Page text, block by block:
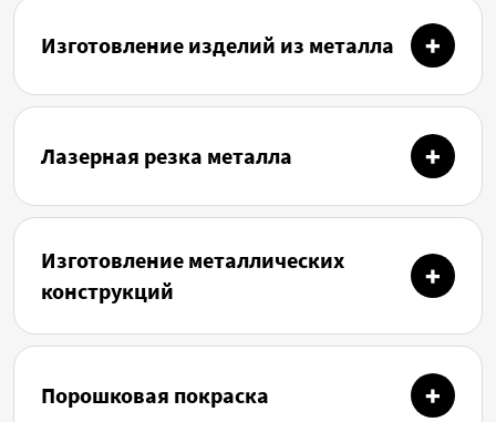
Изготовление изделий из металла
Лазерная резка металла
Изготовление металлических
конструкций
Порошковая покраска